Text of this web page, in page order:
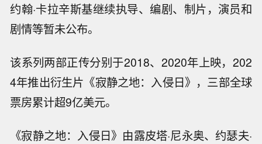
约翰·卡拉辛斯基继续执导、编剧、制片，演员和
剧情等暂未公布。
该系列两部正传分别于2018、2020年上映，202
4年推出衍生片《寂静之地：入侵日》，三部全球
票房累计超9亿美元。
《寂静之地：入侵日》由露皮塔·尼永奥、约瑟夫·